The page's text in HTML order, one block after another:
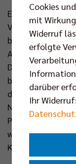
Erneut beginnt
Volleyballtempel
bereits im
Auftaktgegner
Das 3:1 zum
begeisternder
denkbar knapp
Niedersachsen
Playoff-
weiterhin einer
Konkurrenten in
Cookies
mit
Widerruf
erfolgte
darüber
Ihr